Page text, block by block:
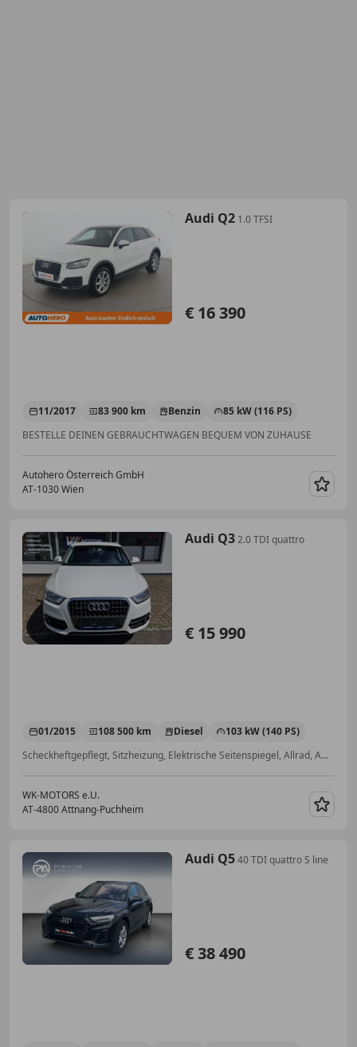
Audi Q2 1.0 TFSI
€ 16 390
11/2017 83 900 km Benzin
85 kW (116 PS)
BESTELLE DEINEN GEBRAUCHTWAGEN BEQUEM VON ZUHAUSE
Autohero Österreich GmbH
AT-1030 Wien
Audi Q32.0 TDI quattro
€ 15 990
01/2015 108 500 km Diesel
103 kW (140 PS)
Scheckheftgepflegt, Sitzheizung, Elektrische Seitenspiegel, Allrad, Ambientebeleuchtung, Multifunktionslenkrad, Einparkhilfe Sensoren vorne, Isofix
WK-MOTORS e.U.
AT-4800 Attnang-Puchheim
Audi Q540 TDI quattro S line
€ 38 490